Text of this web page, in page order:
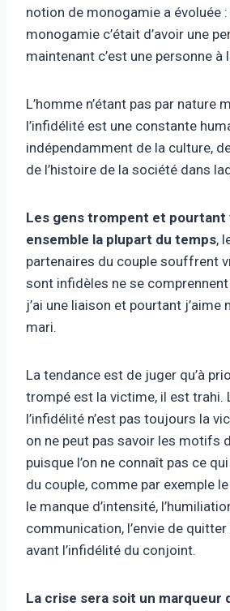
notion de monogamie a évoluée
monogamie c’était d’avoir une
maintenant c’est une personne à
L’homme n’étant pas par nature
l’infidélité est une constante
indépendamment de la culture,
de l’histoire de la société dans
Les gens trompent et
ensemble la plupart du temps,
partenaires du couple souffrent
sont infidèles ne se
j’ai une liaison et pourtant j’aime
mari.
La tendance est de juger qu’à
trompé est la victime, il est trahi.
l’infidélité n’est pas toujours la
on ne peut pas savoir les motifs
puisque l’on ne connaît pas ce
du couple, comme par exemple
le manque d’intensité,
communication, l’envie de quitter
avant l’infidélité du conjoint.
La crise sera soit un marqueur